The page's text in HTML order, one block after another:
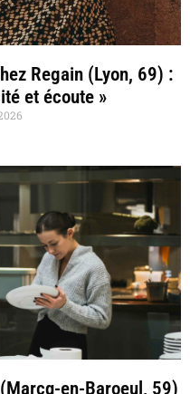
Regain (Lyon, 69) :
et écoute »
en-Baroeul, 59)